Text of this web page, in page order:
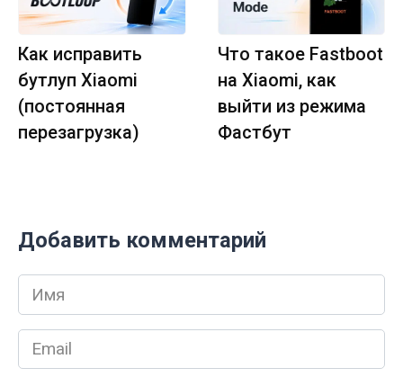
Как исправить
бутлуп Xiaomi
(постоянная
перезагрузка)
Что такое Fastboot
на Xiaomi, как
выйти из режима
Фастбут
Добавить комментарий
Имя
*
Email
*